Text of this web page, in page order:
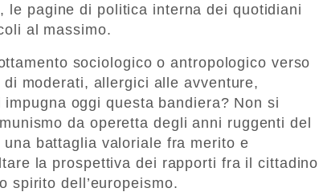
le pagine di politica interna dei quotidiani
al massimo.
sociologico o antropologico verso
moderati, allergici alle avventure,
oggi questa bandiera? Non si
da operetta degli anni ruggenti del
battaglia valoriale fra merito e
la prospettiva dei rapporti fra il cittadino
spirito dell’europeismo.